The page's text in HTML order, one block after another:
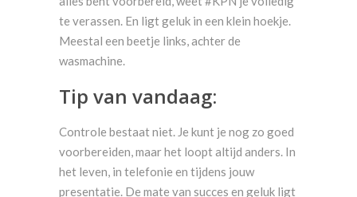
te verassen. En ligt geluk in een klein hoekje.
Meestal een beetje links, achter de
wasmachine.
Tip van vandaag:
Controle bestaat niet. Je kunt je nog zo goed
voorbereiden, maar het loopt altijd anders. In
het leven, in telefonie en tijdens jouw
presentatie. De mate van succes en geluk ligt